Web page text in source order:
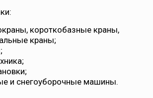
короткобазные краны,
краны;
и снегоуборочные машины.